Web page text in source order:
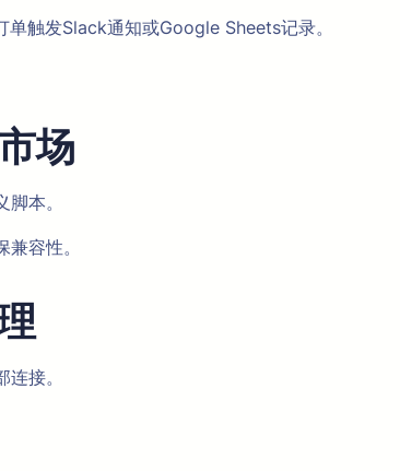
触发Slack通知或Google Sheets记录。
场
本。
容性。
接。